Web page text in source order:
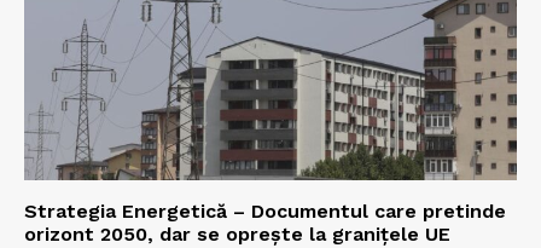
Strategia Energetică – Documentul care pretinde
orizont 2050, dar se oprește la granițele UE